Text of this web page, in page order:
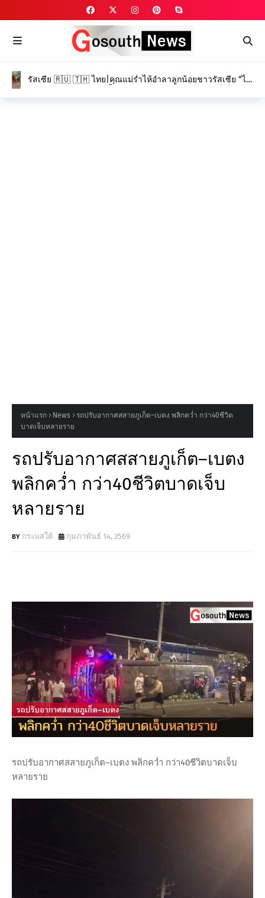
รัสเซีย 🇷🇺 🇹🇭 ไทย|คุณแม่ร่ำไห้อำลาลูกน้อยชาวรัสเซีย “ได
ด้วยความโศกเศร้า
หน้าแรก News
รถปรับอากาศสสายภูเก็ต–เบตง พลิกคว่ำ กว่า40ชีวิต
บาดเจ็บหลายราย
รถปรับอากาศสสายภูเก็ต–เบตง
พลิกคว่ำ กว่า40ชีวิตบาดเจ็บ
หลายราย
กระแสใต้ กุมภาพันธ์ 14, 2569
รถปรับอากาศสสายภูเก็ต–เบตง พลิกคว่ำ กว่า40ชีวิตบาดเจ็บ
หลายราย